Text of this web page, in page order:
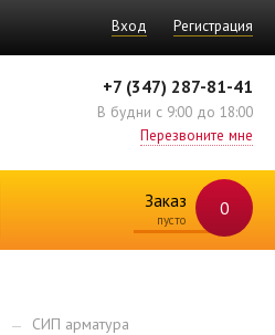
Вход Регистрация
+7 (347) 287-81-41
В будни с 9:00 до 18:00
Перезвоните мне
Заказ 0
пусто
СИП арматура